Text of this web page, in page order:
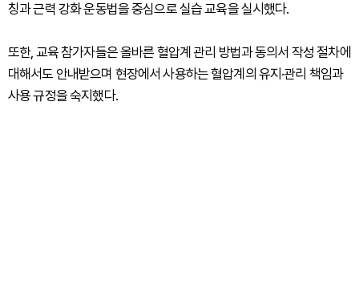
칭과 근력 강화 운동법을 중심으로 실습 교육을 실시했다.
또한, 교육 참가자들은 올바른 혈압계 관리 방법과 동의서 작성 절차에
대해서도 안내받으며 현장에서 사용하는 혈압계의 유지·관리 책임과
사용 규정을 숙지했다.